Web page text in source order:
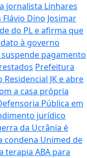
jornalista Linhares
Dino Josimar
do PL e afirma que
à governo
pagamento
Prefeitura
JK e abre
a casa própria
Pública em
jurídico
da Ucrânia é
condena Unimed de
ABA para